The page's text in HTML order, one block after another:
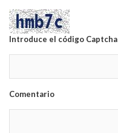
Introduce el código Captcha
Comentario